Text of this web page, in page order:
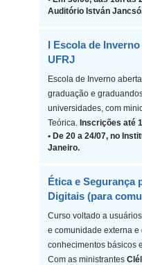
Auditório István
I Escola de
UFRJ
Escola de Inverno
graduação e
universidades, com
Teórica. Inscrições até
• De 20 a 24/07, no
Janeiro.
Ética e Segurança
Digitais (para
Curso voltado a
e comunidade externa
conhecimentos básicos
Com as ministrantes